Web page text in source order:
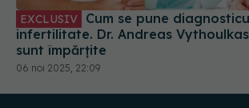
EXCLUSIV
infertilitate. Dr. Andreas
sunt împărțite
06 noi 2025, 22:09